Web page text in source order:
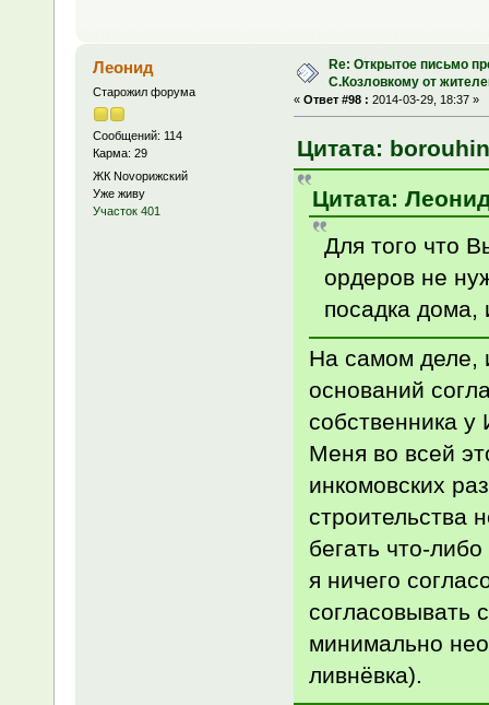
Леонид
Старожил форума
Сообщений: 114
Карма: 29
ЖК Novoрижский
Уже живу
Участок 401
Re: Открытое письмо
С.Козловкому от
« Ответ #98 : 2014-03-29, 18:37 »
Цитата:
Цитата:
Для того что
ордеров не
посадка дома,
На самом деле,
оснований
собственника у
Меня во всей
инкомовских
строительства
бегать что-
я ничего
согласовывать
минимально
ливнёвка).